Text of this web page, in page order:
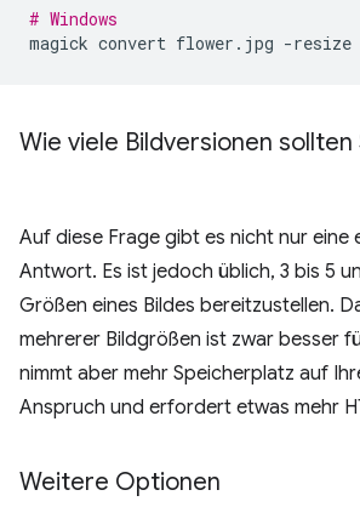
# Windows
magick convert flower.jpg -resize
Wie viele Bildversionen sollten
Auf diese Frage gibt es nicht nur eine
Antwort. Es ist jedoch üblich, 3 bis 5
Größen eines Bildes bereitzustellen.
mehrerer Bildgrößen ist zwar besser
nimmt aber mehr Speicherplatz auf
Anspruch und erfordert etwas mehr
Weitere Optionen